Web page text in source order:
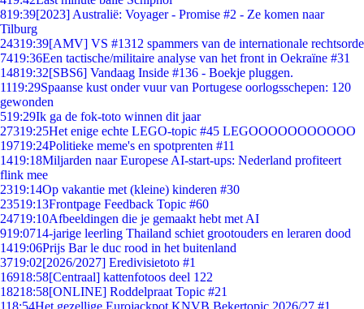
819:39[2023] Australië: Voyager - Promise #2 - Ze komen naar
Tilburg
24319:39[AMV] VS #1312 spammers van de internationale rechtsorde
7419:36Een tactische/militaire analyse van het front in Oekraïne #31
14819:32[SBS6] Vandaag Inside #136 - Boekje pluggen.
1119:29Spaanse kust onder vuur van Portugese oorlogsschepen: 120
gewonden
519:29Ik ga de fok-toto winnen dit jaar
27319:25Het enige echte LEGO-topic #45 LEGOOOOOOOOOOO
19719:24Politieke meme's en spotprenten #11
1419:18Miljarden naar Europese AI-start-ups: Nederland profiteert
flink mee
2319:14Op vakantie met (kleine) kinderen #30
23519:13Frontpage Feedback Topic #60
24719:10Afbeeldingen die je gemaakt hebt met AI
919:0714-jarige leerling Thailand schiet grootouders en leraren dood
1419:06Prijs Bar le duc rood in het buitenland
3719:02[2026/2027] Eredivisietoto #1
16918:58[Centraal] kattenfotoos deel 122
18218:58[ONLINE] Roddelpraat Topic #21
118:54Het gezellige Eurojackpot KNVB Bekertopic 2026/27 #1